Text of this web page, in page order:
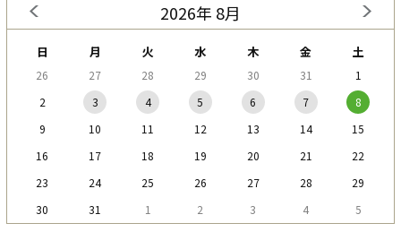
2026年 8月
日 月 火 水 木 金 土
26 27 28 29 30 31
1
2
3 4 5 6 7
8
9
10 11 12 13 14
15
16
17 18 19 20 21
22
23
24 25 26 27 28
29
30
31 1 2 3 4 5